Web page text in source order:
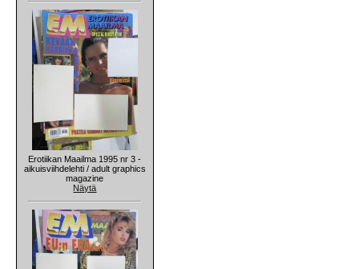
Erotiikan Maailma 1995 nr 3 -
aikuisviihdelehti / adult graphics
magazine
Näytä